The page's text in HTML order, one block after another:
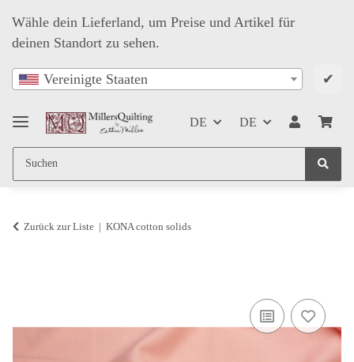
Wähle dein Lieferland, um Preise und Artikel für
deinen Standort zu sehen.
Vereinigte Staaten ✔
DE DE
Zurück zur Liste KONA cotton solids